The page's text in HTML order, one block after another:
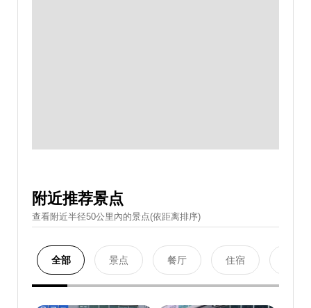
附近推荐景点
查看附近半径50公里內的景点(依距离排序)
全部 景点 餐厅 住宿